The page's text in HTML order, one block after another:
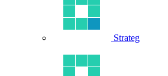
Strateg